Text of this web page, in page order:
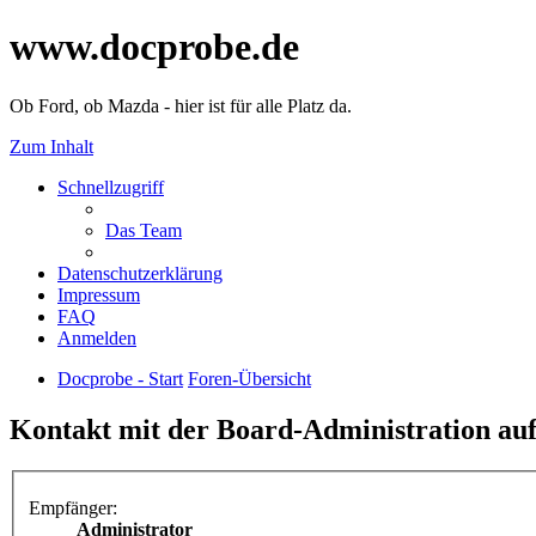
www.docprobe.de
Ob Ford, ob Mazda - hier ist für alle Platz da.
Zum Inhalt
Schnellzugriff
Das Team
Datenschutzerklärung
Impressum
FAQ
Anmelden
Docprobe - Start Foren-Übersicht
Kontakt mit der Board-Administration
Empfänger:
Administrator